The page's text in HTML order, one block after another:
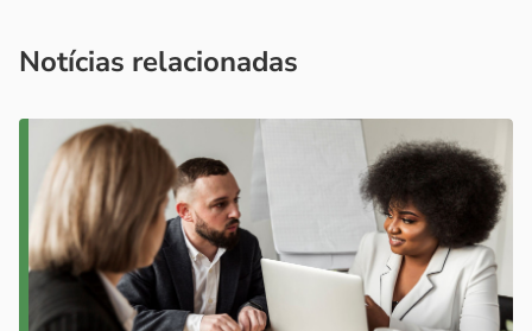
Notícias relacionadas